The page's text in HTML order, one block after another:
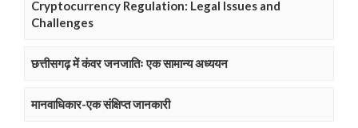
Cryptocurrency Regulation: Legal Issues and
Challenges
छत्तीसगढ़ में कंवर जनजातिः एक सामान्य अध्ययन
मानवाधिकार-एक संक्षिप्त जानकारी